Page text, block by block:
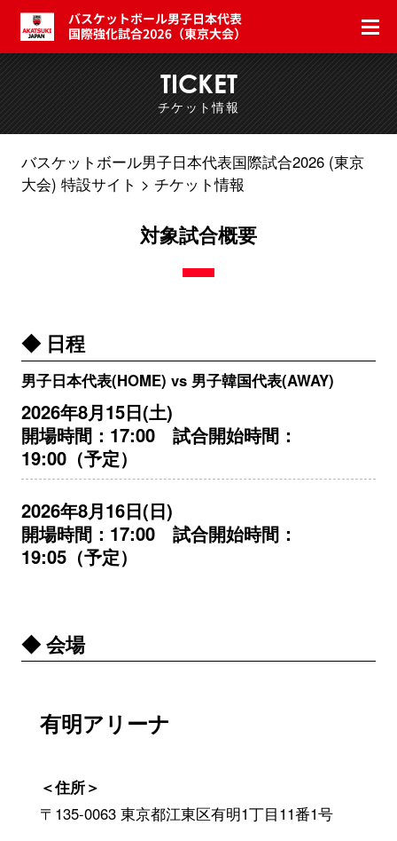
TICKET
チケット情報
バスケットボール男子日本代表国際試合2026 (東京
大会) 特設サイト
チケット情報
対象試合概要
◆ 日程
男子日本代表(HOME) vs 男子韓国代表(AWAY)
2026年8月15日(土)
開場時間：17:00 試合開始時間：
19:00（予定）
2026年8月16日(日)
開場時間：17:00 試合開始時間：
19:05（予定）
◆ 会場
有明アリーナ
＜住所＞
〒135-0063 東京都江東区有明1丁目11番1号